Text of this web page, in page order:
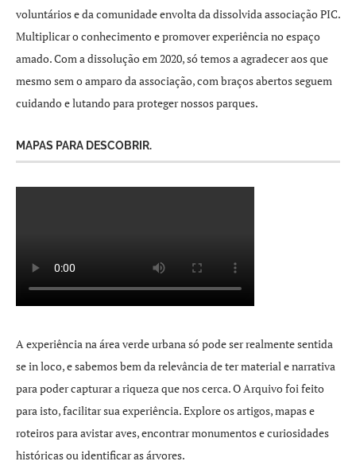
voluntários e da comunidade envolta da dissolvida associação PIC.
Multiplicar o conhecimento e promover experiência no espaço
amado. Com a dissolução em 2020, só temos a agradecer aos que
mesmo sem o amparo da associação, com braços abertos seguem
cuidando e lutando para proteger nossos parques.
MAPAS PARA DESCOBRIR.
A experiência na área verde urbana só pode ser realmente sentida
se in loco, e sabemos bem da relevância de ter material e narrativa
para poder capturar a riqueza que nos cerca. O Arquivo foi feito
para isto, facilitar sua experiência. Explore os artigos, mapas e
roteiros para avistar aves, encontrar monumentos e curiosidades
históricas ou identificar as árvores.